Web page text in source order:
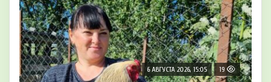
6 АВГУСТА 2026, 15:05 19